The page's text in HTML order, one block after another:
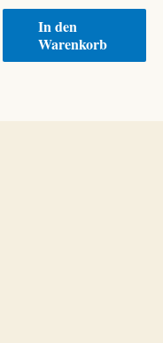
In den
Warenkorb